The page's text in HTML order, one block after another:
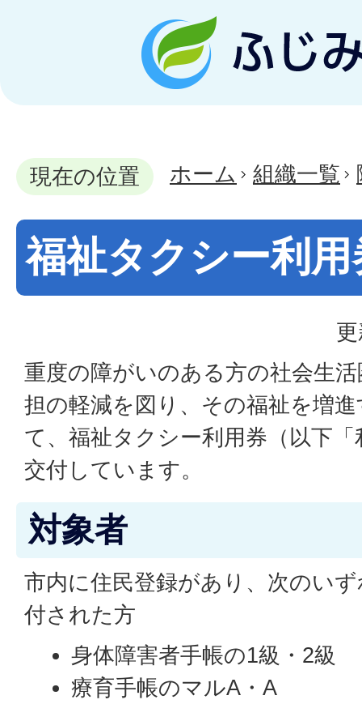
現在の位置 ホーム 組織一覧
福祉タクシー利
重度の障がいのある方の社会生
担の軽減を図り、その福祉を増
て、福祉タクシー利用券（以下
交付しています。
対象者
市内に住民登録があり、次のい
付された方
身体障害者手帳の1級・2級
療育手帳のマルA・A